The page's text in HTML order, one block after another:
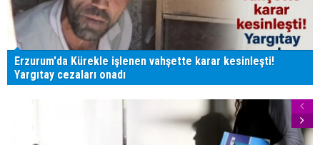
Erzurum'da Kürekle işlenen vahşette karar kesinleşti!
Yargıtay cezaları onadı